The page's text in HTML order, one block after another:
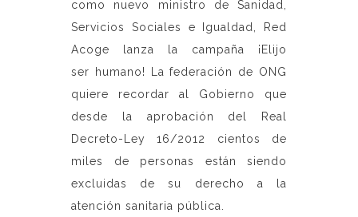
como nuevo ministro de Sanidad,
Servicios Sociales e Igualdad, Red
Acoge lanza la campaña ¡Elijo
ser humano! La federación de ONG
quiere recordar al Gobierno que
desde la aprobación del Real
Decreto-Ley 16/2012 cientos de
miles de personas están siendo
excluidas de su derecho a la
atención sanitaria pública.